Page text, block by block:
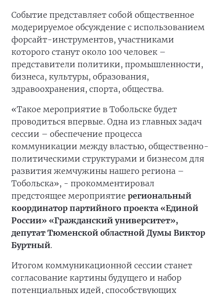
Событие представляет собой общественное
модерируемое обсуждение с использованием
форсайт-инструментов, участниками
которого станут около 100 человек –
представители политики, промышленности,
бизнеса, культуры, образования,
здравоохранения, спорта, общества.
«Такое мероприятие в Тобольске будет
проводиться впервые. Одна из главных задач
сессии – обеспечение процесса
коммуникации между властью, общественно-
политическими структурами и бизнесом для
развития жемчужины нашего региона –
Тобольска», - прокомментировал
предстоящее мероприятие региональный
координатор партийного проекта «Единой
России» «Гражданский университет»,
депутат Тюменской областной Думы Виктор
Буртный.
Итогом коммуникационной сессии станет
согласование картины будущего и набор
потенциальных идей, способствующих